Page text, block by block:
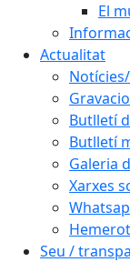
El
Actualitat
Butlletí
Butlletí
Galeria
Xarxes
Seu /